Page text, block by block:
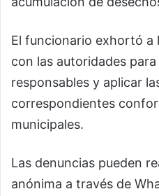
El funcionario exhortó a
con las autoridades
responsables y aplicar
correspondientes
municipales.
Las denuncias pueden
anónima a través de